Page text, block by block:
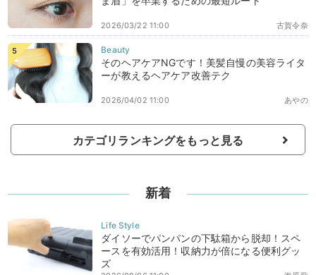
古賀令奈
2026/03/22 11:00
そのヘアケアNGです！美髪自慢の美容ライタ
ーが教えるヘアケア改善テク
あやの
2026/04/02 11:00
カテゴリランキングをもっと見る
新着
ダイソーでパンパンの下駄箱から脱却！スペ
ースを有効活用！収納力が倍になる便利グッ
ズ